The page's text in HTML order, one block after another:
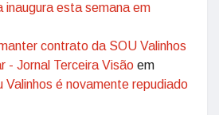
inaugura esta semana em
contrato da SOU Valinhos
- Jornal Terceira Visão em
Valinhos é novamente repudiado